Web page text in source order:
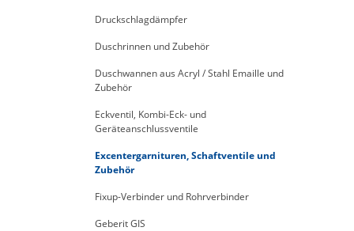
Druckschlagdämpfer
Duschrinnen und Zubehör
Duschwannen aus Acryl / Stahl Emaille und
Zubehör
Eckventil, Kombi-Eck- und
Geräteanschlussventile
Excentergarnituren, Schaftventile und
Zubehör
Fixup-Verbinder und Rohrverbinder
Geberit GIS